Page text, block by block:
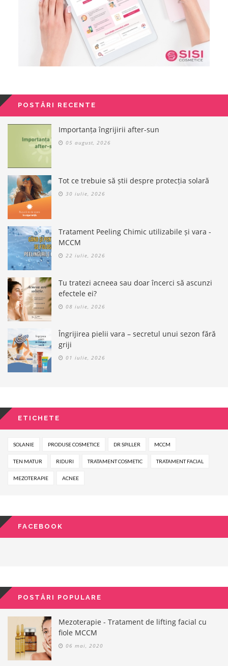
POSTĂRI RECENTE
Importanța îngrijirii after-sun
05 august, 2026
Tot ce trebuie să știi despre protecția solară
30 iulie, 2026
Tratament Peeling Chimic utilizabile și vara -
MCCM
22 iulie, 2026
Tu tratezi acneea sau doar încerci să ascunzi
efectele ei?
08 iulie, 2026
Îngrijirea pielii vara – secretul unui sezon fără
griji
01 iulie, 2026
ETICHETE
SOLANIE PRODUSE COSMETICE DR SPILLER MCCM
TEN MATUR RIDURI TRATAMENT COSMETIC TRATAMENT FACIAL
MEZOTERAPIE ACNEE
FACEBOOK
POSTĂRI POPULARE
Mezoterapie - Tratament de lifting facial cu
fiole MCCM
06 mai, 2020